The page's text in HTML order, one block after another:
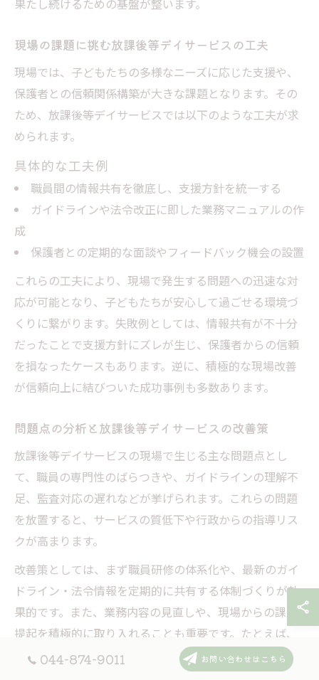
現場の課題に挑む放課後等デイサービスの工夫
現場では、子どもたちの多様なニーズに応じた支援や、
保護者との信頼関係構築が大きな課題となります。その
ため、放課後等デイサービスでは以下のような工夫が求
められます。
具体的な工夫例
職員間の情報共有を徹底し、支援方針を統一する
ガイドラインや法令改正に即した業務マニュアルの作
成
保護者との定期的な面談やフィードバック機会の設置
これらの工夫により、現場で発生する問題への迅速な対
応が可能となり、子どもたちが安心して過ごせる環境づ
くりに繋がります。失敗例としては、情報共有が不十分
だったことで支援方針にズレが生じ、保護者からの信頼
を損なったケースもあります。逆に、積極的な現場改善
が信頼向上に結びついた成功事例も多数あります。
問題点の分析と放課後等デイサービスの改善策
放課後等デイサービスの現場で生じる主な問題点とし
て、職員の専門性のばらつきや、ガイドラインの理解不
足、監査対応の遅れなどが挙げられます。これらの問題
を放置すると、サービスの質低下や行政からの指導リス
クが高まります。
改善策としては、まず職員研修の体系化や、最新のガイ
ドライン・法令情報を定期的に共有する体制づくりが効
果的です。また、業務内容の見直しや、現場からの課題
提起を積極的に取り入れることも重要です。たとえば、
監査チェックリストの導入や、専門職の外部アドバイス
を受けることで、運営の透明性と信頼性を高めることが
044-874-9011 お問い合わせはこちら